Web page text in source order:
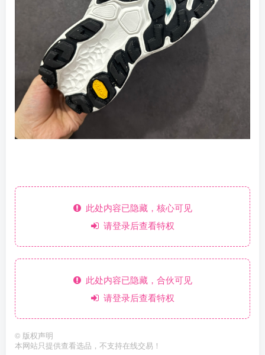
此处内容已隐藏，核心可见
请登录后查看特权
此处内容已隐藏，合伙可见
请登录后查看特权
© 版权声明
本网站只提供查看选品，不支持在线交易！